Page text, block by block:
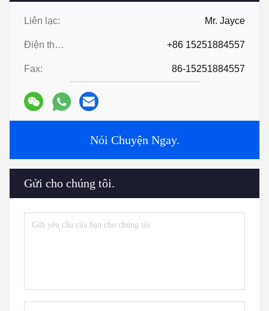
Liên lạc: Mr. Jayce
Điện thoại: +86 15251884557
Fax: 86-15251884557
Nói Chuyện Ngay.
Gửi cho chúng tôi.